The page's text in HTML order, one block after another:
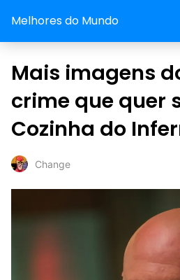
Melhores do Mundo
Mais imagens
crime que quer
Cozinha do
Change